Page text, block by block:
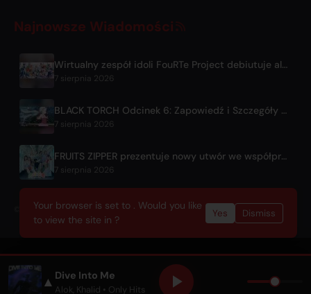
Najnowsze Wiadomości
Wirtualny zespół idoli FouRTe Project debiutuje albumem 'ALL IN' wyprodukowanym przez ☆Taku Takahashi z m-flo
7 sierpnia 2026
BLACK TORCH Odcinek 6: Zapowiedź i Szczegóły Emisji
7 sierpnia 2026
FRUITS ZIPPER prezentuje nowy utwór we współpracy '1,2,3,FOOOOUR'
7 sierpnia 2026
© 2026 OnlyHit. All rights reserved. - Metadata provided byACRCloud
▲ Dive Into Me
Alok Khalid • Only Hits
Your browser is set to . Would you like
to view the site in ?
Yes Dismiss